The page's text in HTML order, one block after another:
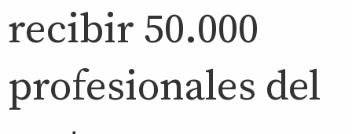
recibir 50.000
profesionales del